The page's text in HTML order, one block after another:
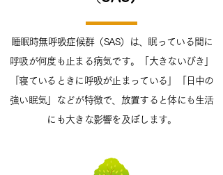
睡眠時無呼吸症候群（SAS）は、眠っている間に
呼吸が何度も止まる病気です。「大きないびき」
「寝ているときに呼吸が止まっている」「日中の
強い眠気」などが特徴で、放置すると体にも生活
にも大きな影響を及ぼします。